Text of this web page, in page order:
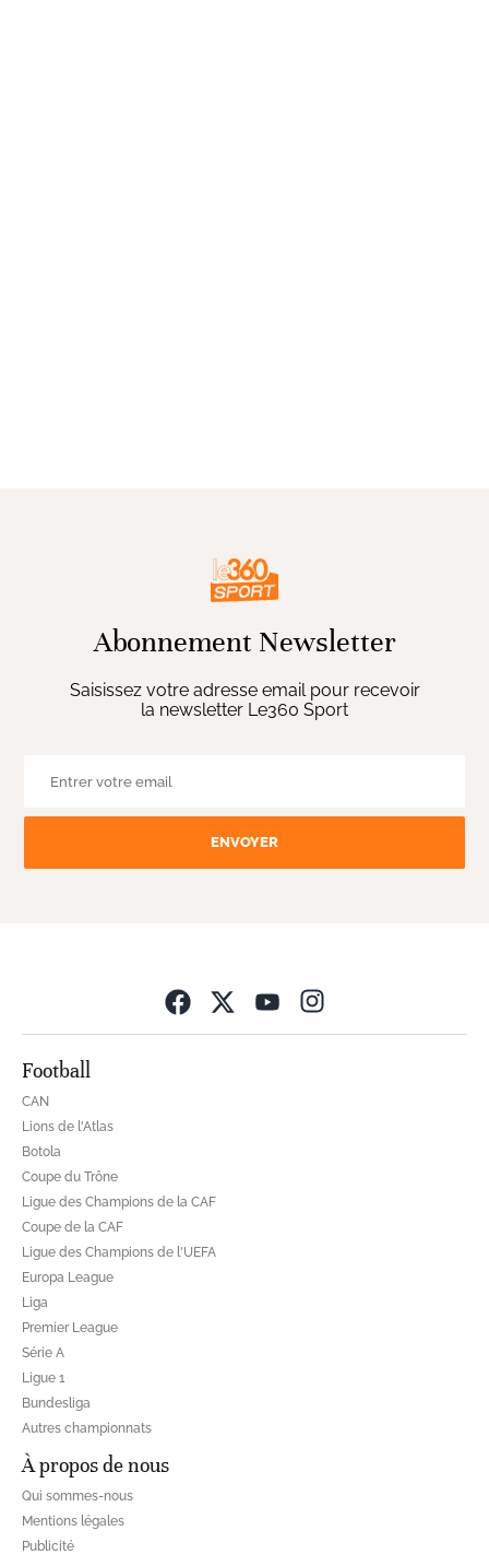
Abonnement Newsletter
Saisissez votre adresse email pour recevoir
la newsletter Le360 Sport
ENVOYER
Football
CAN
Lions de l'Atlas
Botola
Coupe du Trône
Ligue des Champions de la CAF
Coupe de la CAF
Ligue des Champions de l'UEFA
Europa League
Liga
Premier League
Série A
Ligue 1
Bundesliga
Autres championnats
À propos de nous
Qui sommes-nous
Mentions légales
Publicité